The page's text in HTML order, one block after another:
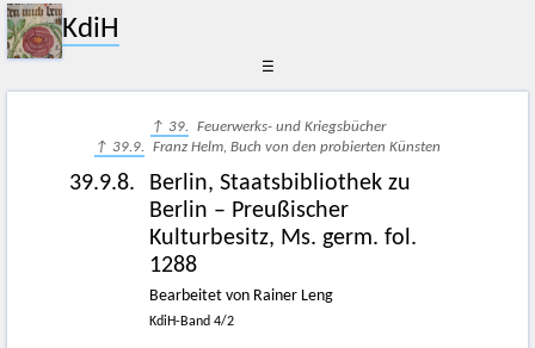
KdiH
☰
↑ 39. Feuerwerks- und Kriegsbücher
↑ 39.9. Franz Helm, Buch von den probierten Künsten
39.9.8.
Berlin, Staatsbibliothek zu
Berlin – Preußischer
Kulturbesitz, Ms. germ. fol.
1288
Bearbeitet von Rainer Leng
KdiH-Band 4/2